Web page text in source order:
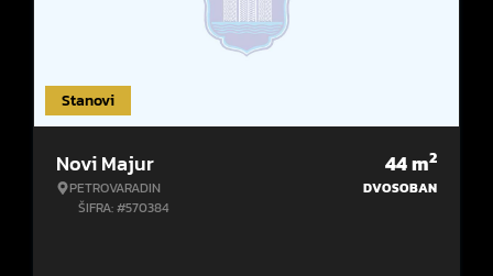
Stanovi
Novi Majur
PETROVARADIN
ŠIFRA: #570384
44m2
DVOSOBAN